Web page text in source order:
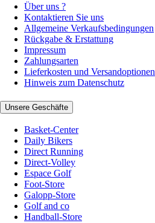
Über uns ?
Kontaktieren Sie uns
Allgemeine Verkaufsbedingungen
Rückgabe & Erstattung
Impressum
Zahlungsarten
Lieferkosten und Versandoptionen
Hinweis zum Datenschutz
Unsere Geschäfte
Basket-Center
Daily Bikers
Direct Running
Direct-Volley
Espace Golf
Foot-Store
Galopp-Store
Golf and co
Handball-Store